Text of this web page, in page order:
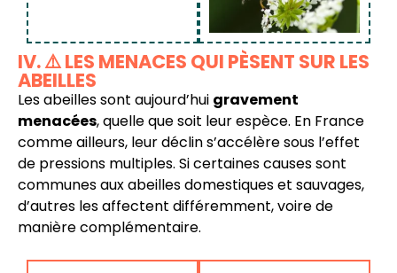
IV. ⚠️ LES MENACES QUI PÈSENT SUR LES
ABEILLES
Les abeilles sont aujourd’hui gravement
menacées, quelle que soit leur espèce. En France
comme ailleurs, leur déclin s’accélère sous l’effet
de pressions multiples. Si certaines causes sont
communes aux abeilles domestiques et sauvages,
d’autres les affectent différemment, voire de
manière complémentaire.